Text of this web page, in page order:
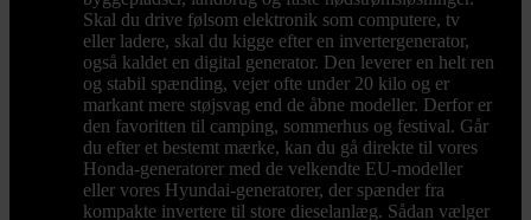
Skal du drive følsom elektronik som computere, tv
eller ladere, skal du kigge efter en invertergenerator,
også kaldet en digital generator. Den leverer en helt ren
og stabil spænding, vejer ofte under 20 kilo og er
markant mere støjsvag end de åbne modeller. Derfor er
den favoritten til camping, sommerhus og festival. Går
du efter et bestemt mærke, kan du gå direkte til vores
Honda-generatorer med de velkendte EU-modeller
eller vores Hyundai-generatorer, der spænder fra
kompakte invertere til store dieselanlæg. Sådan vælger